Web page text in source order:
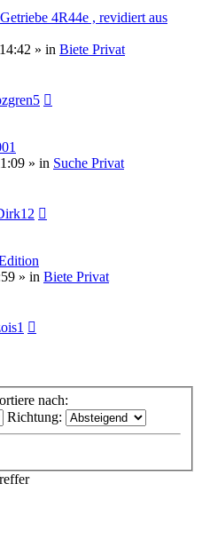
4R44e , revidiert aus
» in Biete Privat
» in Suche Privat
» in Biete Privat
nach:
Richtung: